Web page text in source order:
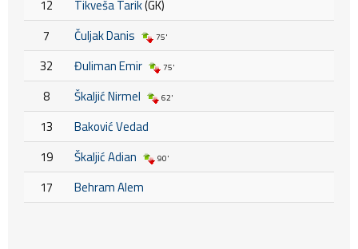
12 Tikveša Tarik(GK)
7
Čuljak Danis 75'
32 Đuliman Emir 75'
8 Škaljić Nirmel 62'
13
Baković Vedad
19
Škaljić Adian 90'
17 Behram Alem